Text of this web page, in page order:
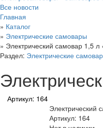
Все новости
Главная
» Каталог
» Электрические самовары
» Электрический самовар 1,5
Раздел: Электрические
Артикул: 164
Электрический
Артикул: 164